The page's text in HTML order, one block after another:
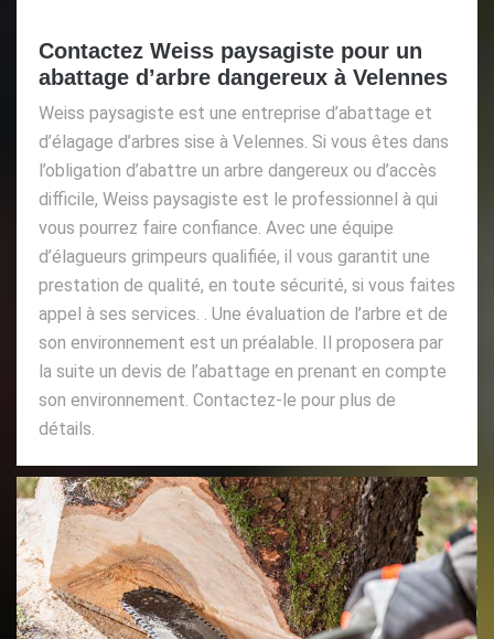
Contactez Weiss paysagiste pour un
abattage d’arbre dangereux à Velennes
Weiss paysagiste est une entreprise d’abattage et
d’élagage d’arbres sise à Velennes. Si vous êtes dans
l’obligation d’abattre un arbre dangereux ou d’accès
difficile, Weiss paysagiste est le professionnel à qui
vous pourrez faire confiance. Avec une équipe
d’élagueurs grimpeurs qualifiée, il vous garantit une
prestation de qualité, en toute sécurité, si vous faites
appel à ses services. . Une évaluation de l’arbre et de
son environnement est un préalable. Il proposera par
la suite un devis de l’abattage en prenant en compte
son environnement. Contactez-le pour plus de
détails.